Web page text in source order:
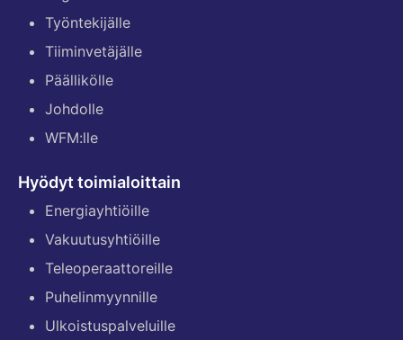
Työntekijälle
Tiiminvetäjälle
Päällikölle
Johdolle
WFM:lle
Hyödyt toimialoittain
Energiayhtiöille
Vakuutusyhtiöille
Teleoperaattoreille
Puhelinmyynnille
Ulkoistuspalveluille